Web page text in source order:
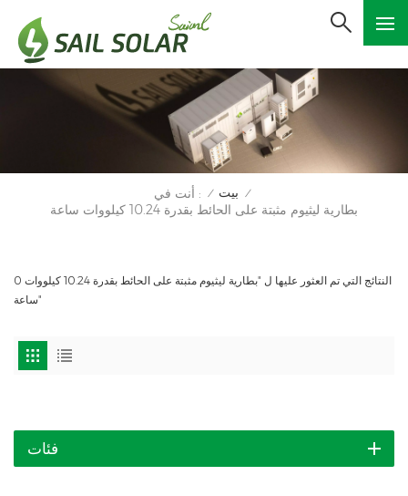
أنت في : / بيت /
بطارية ليثيوم مثبتة على الحائط بقدرة 10.24 كيلووات ساعة
0 النتائج التي تم العثور عليها ل "بطارية ليثيوم مثبتة على الحائط بقدرة 10.24 كيلووات
ساعة"
فئات